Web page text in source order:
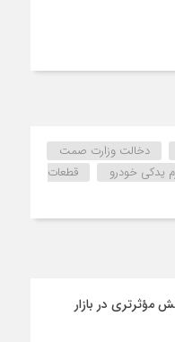
دخالت وزارت صمت
یدکی خودرو
قطعات
مؤثرتری در بازار